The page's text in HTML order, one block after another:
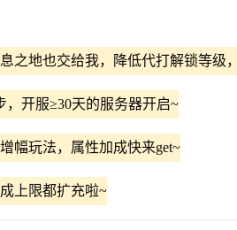
之地也交给我，降低代打解锁等级
，开服≥30天的服务器开启~
幅玩法，属性加成快来get~
上限都扩充啦~